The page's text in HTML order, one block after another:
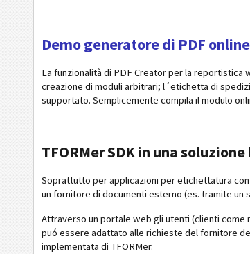
Demo generatore di PDF online
La funzionalità di PDF Creator per la
creazione di moduli arbitrari; l´etichetta di
supportato. Semplicemente compila il modulo
TFORMer SDK in una
Soprattutto per applicazioni per etichettatura
un fornitore di documenti esterno (es. tramite un
Attraverso un portale web gli utenti (clienti
puó essere adattato alle richieste del fornitore
implementata di TFORMer.